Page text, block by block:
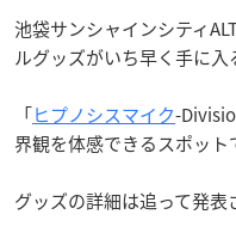
池袋サンシャインシティ
ルグッズがいち早く手に入
「ヒプノシスマイク-
界観を体感できるスポット
グッズの詳細は追って発表